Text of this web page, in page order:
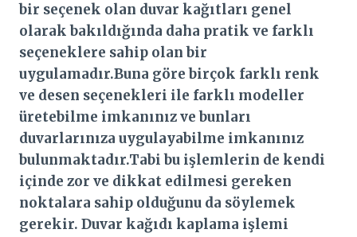
bir seçenek olan duvar kağıtları genel
olarak bakıldığında daha pratik ve farklı
seçeneklere sahip olan bir
uygulamadır.Buna göre birçok farklı renk
ve desen seçenekleri ile farklı modeller
üretebilme imkanınız ve bunları
duvarlarınıza uygulayabilme imkanınız
bulunmaktadır.Tabi bu işlemlerin de kendi
içinde zor ve dikkat edilmesi gereken
noktalara sahip olduğunu da söylemek
gerekir. Duvar kağıdı kaplama işlemi